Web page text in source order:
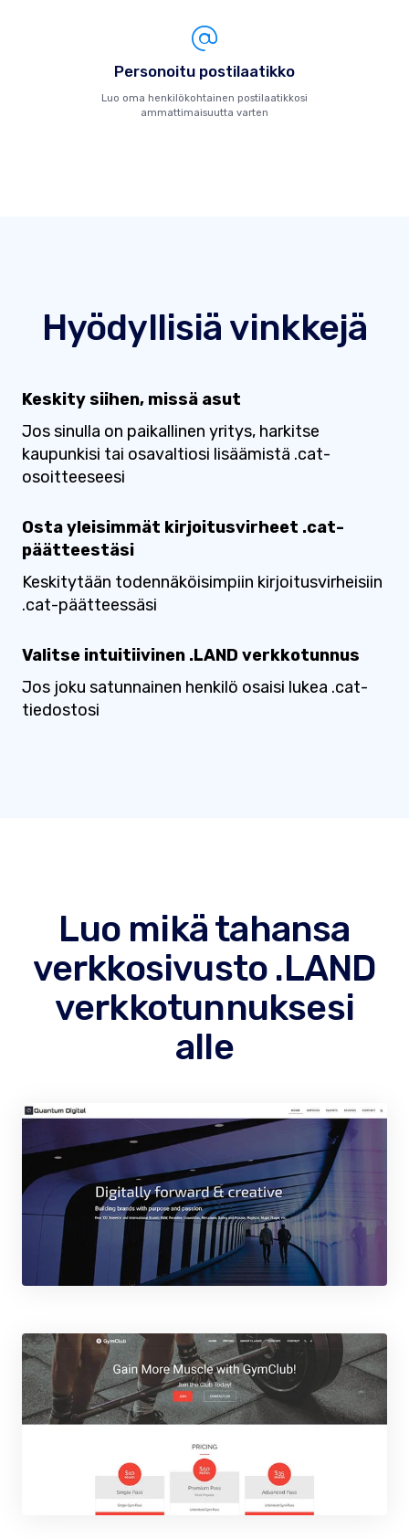
Personoitu postilaatikko
Luo oma henkilökohtainen postilaatikkosi
ammattimaisuutta varten
Hyödyllisiä vinkkejä
Keskity siihen, missä asut
Jos sinulla on paikallinen yritys, harkitse
kaupunkisi tai osavaltiosi lisäämistä .cat-
osoitteeseesi
Osta yleisimmät kirjoitusvirheet .cat-
päätteestäsi
Keskitytään todennäköisimpiin kirjoitusvirheisiin
.cat-päätteessäsi
Valitse intuitiivinen .LAND verkkotunnus
Jos joku satunnainen henkilö osaisi lukea .cat-
tiedostosi
Luo mikä tahansa
verkkosivusto .LAND
verkkotunnuksesi
alle